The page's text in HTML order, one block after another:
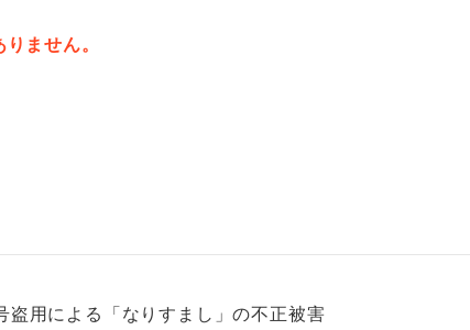
ません。
盗用による「なりすまし」の不正被害